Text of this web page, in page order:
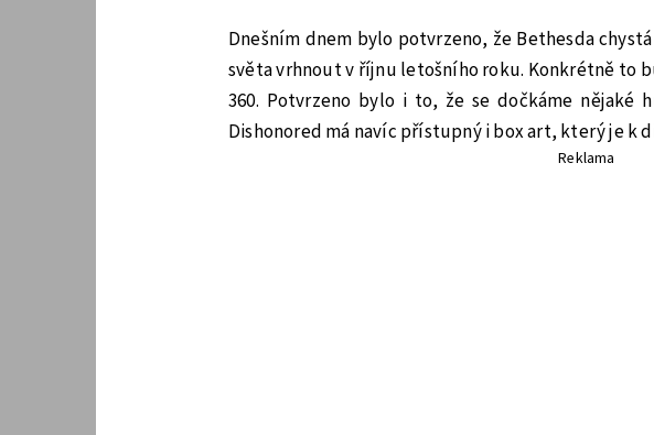
Dnešním dnem bylo potvrzeno, že Bethesda
světa vrhnout v říjnu letošního roku. Konkrétně to
360. Potvrzeno bylo i to, že se dočkáme nějaké
Dishonored má navíc přístupný i box art, který je k
Reklama